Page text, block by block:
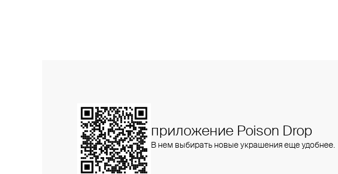
приложение Poison Drop
В нем выбирать новые украшения еще удобнее.